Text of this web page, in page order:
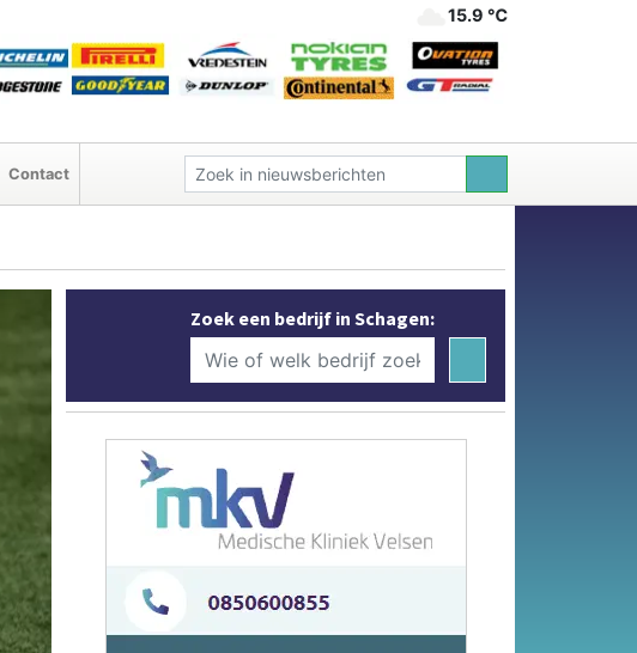
15.9 ℃
Contact
Zoek een bedrijf in Schagen: